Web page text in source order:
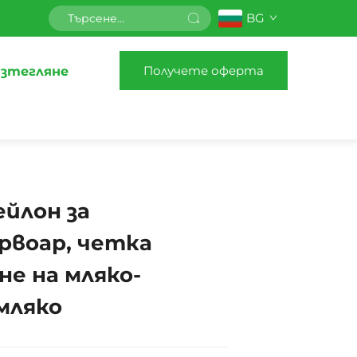
BG
Получете оферта
за
четка
на мляко-